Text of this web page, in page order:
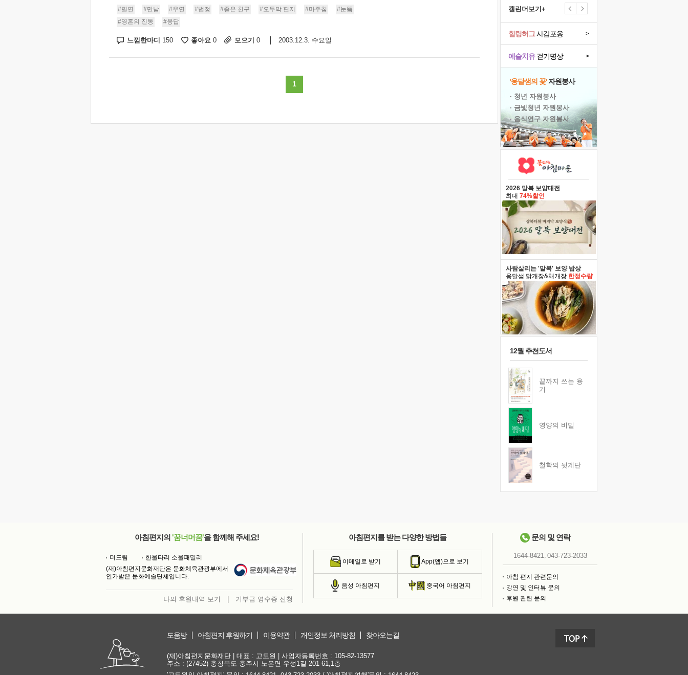
#필연 #만남 #우연 #법정 #좋은 친구 #오두막 편지 #마주침
#눈뜸
#영혼의 진동
#응답
느낌한마디 150 좋아요 0 모으기 0 2003.12.3. 수요일
1
캘린더보기+
예술치유걷기명상 >
힐링허그사감포옹 >
'옹달샘의 꽃'자원봉사
· 청년 자원봉사
· 금빛청년 자원봉사
· 음식연구 자원봉사
2026 말복 보양대전
최대 74%할인
사람살리는 '말복' 보양 밥상
옹달샘 닭개장&채개장 한정수량
12월 추천도서
끝까지 쓰는 용
기
영양의 비밀
철학의 뒷계단
아침편지의 '꿈너머꿈'을 함께해 주세요!
더드림
한울타리 소울패밀리
(재)아침편지문화재단은 문화체육관광부에서
인가받은 문화예술단체입니다.
나의 후원내역 보기 기부금 영수증 신청
아침편지를 받는 다양한 방법들
이메일로 받기 App(앱)으로 보기
음성 아침편지 중국어 아침편지
문의 및 연락
1644-8421, 043-723-2033
아침 편지 관련문의
강연 및 인터뷰 문의
후원 관련 문의
도움방 아침편지 후원하기 이용약관 개인정보 처리방침 찾아오는길
(재)아침편지문화재단 | 대표 : 고도원 | 사업자등록번호 : 105-82-13577
주소 : (27452) 충청북도 충주시 노은면 우성1길 201-61,1층